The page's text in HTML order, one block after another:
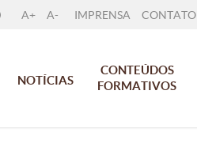
A+ A- IMPRENSA CONTATO
NOTÍCIAS
CONTEÚDOS
FORMATIVOS